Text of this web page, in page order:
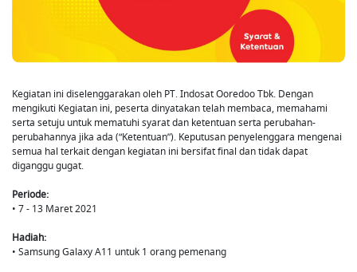
Kegiatan ini diselenggarakan oleh PT. Indosat Ooredoo Tbk. Dengan
mengikuti Kegiatan ini, peserta dinyatakan telah membaca, memahami
serta setuju untuk mematuhi syarat dan ketentuan serta perubahan-
perubahannya jika ada (“Ketentuan”). Keputusan penyelenggara mengenai
semua hal terkait dengan kegiatan ini bersifat final dan tidak dapat
diganggu gugat.
Periode:
• 7 - 13 Maret 2021
Hadiah:
• Samsung Galaxy A11 untuk 1 orang pemenang